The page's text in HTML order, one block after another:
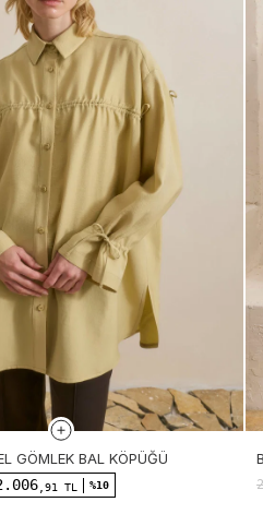
GÖMLEK BAL KÖPÜĞÜ
,91 TL %10